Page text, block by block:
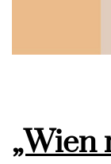
„Wien